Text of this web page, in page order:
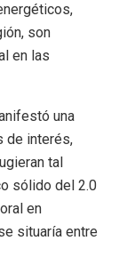
son
en las
una
de interés,
tal
sólido del 2.0
en
situaría entre